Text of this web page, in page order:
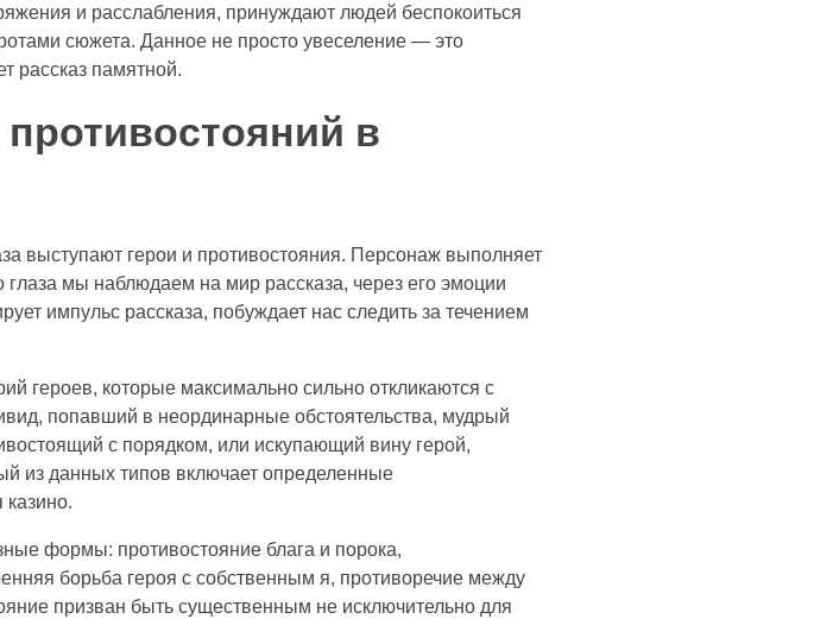
и расслабления, принуждают людей беспокоиться
сюжета. Данное не просто увеселение — это
рассказ памятной.
в
выступают герои и противостояния. Персонаж выполняет
мы наблюдаем на мир рассказа, через его эмоции
импульс рассказа, побуждает нас следить за течением
героев, которые максимально сильно откликаются с
попавший в неординарные обстоятельства, мудрый
с порядком, или искупающий вину герой,
из данных типов включает определенные
формы: противостояние блага и порока,
борьба героя с собственным я, противоречие между
призван быть существенным не исключительно для